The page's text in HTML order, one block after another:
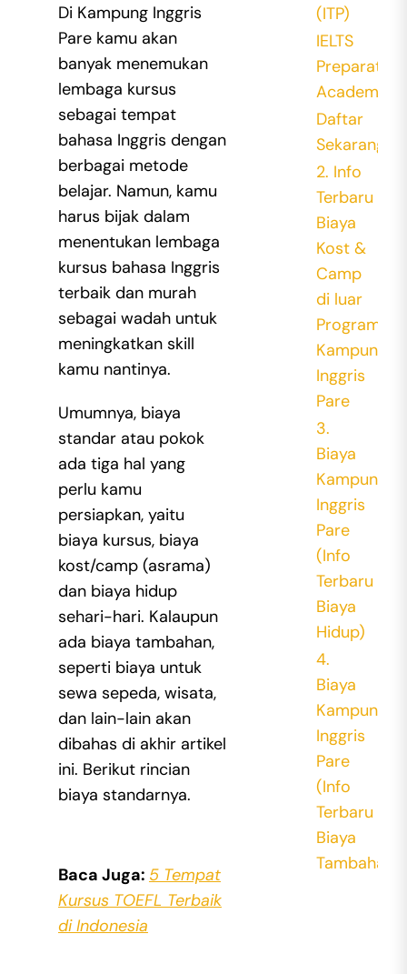
Di Kampung Inggris
Pare kamu akan
banyak menemukan
lembaga kursus
sebagai tempat
bahasa Inggris dengan
berbagai metode
belajar. Namun, kamu
harus bijak dalam
menentukan lembaga
kursus bahasa Inggris
terbaik dan murah
sebagai wadah untuk
meningkatkan skill
kamu nantinya.
Umumnya, biaya
standar atau pokok
ada tiga hal yang
perlu kamu
persiapkan, yaitu
biaya kursus, biaya
kost/camp (asrama)
dan biaya hidup
sehari-hari. Kalaupun
ada biaya tambahan,
seperti biaya untuk
sewa sepeda, wisata,
dan lain-lain akan
dibahas di akhir artikel
ini. Berikut rincian
biaya standarnya.
Baca Juga: 5 Tempat
Kursus TOEFL Terbaik
di Indonesia
(ITP)
IELTS
Preparation
Academic
Daftar
Sekarang!
2. Info
Terbaru
Biaya
Kost &
Camp
di luar
Program
Kampung
Inggris
Pare
3.
Biaya
Kampung
Inggris
Pare
(Info
Terbaru
Biaya
Hidup)
4.
Biaya
Kampung
Inggris
Pare
(Info
Terbaru
Biaya
Tambahan)